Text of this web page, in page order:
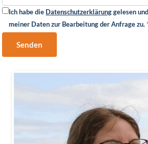
Ich habe die Datenschutzerklärunggelesen
meiner Daten zur Bearbeitung der Anfrage zu.
Senden